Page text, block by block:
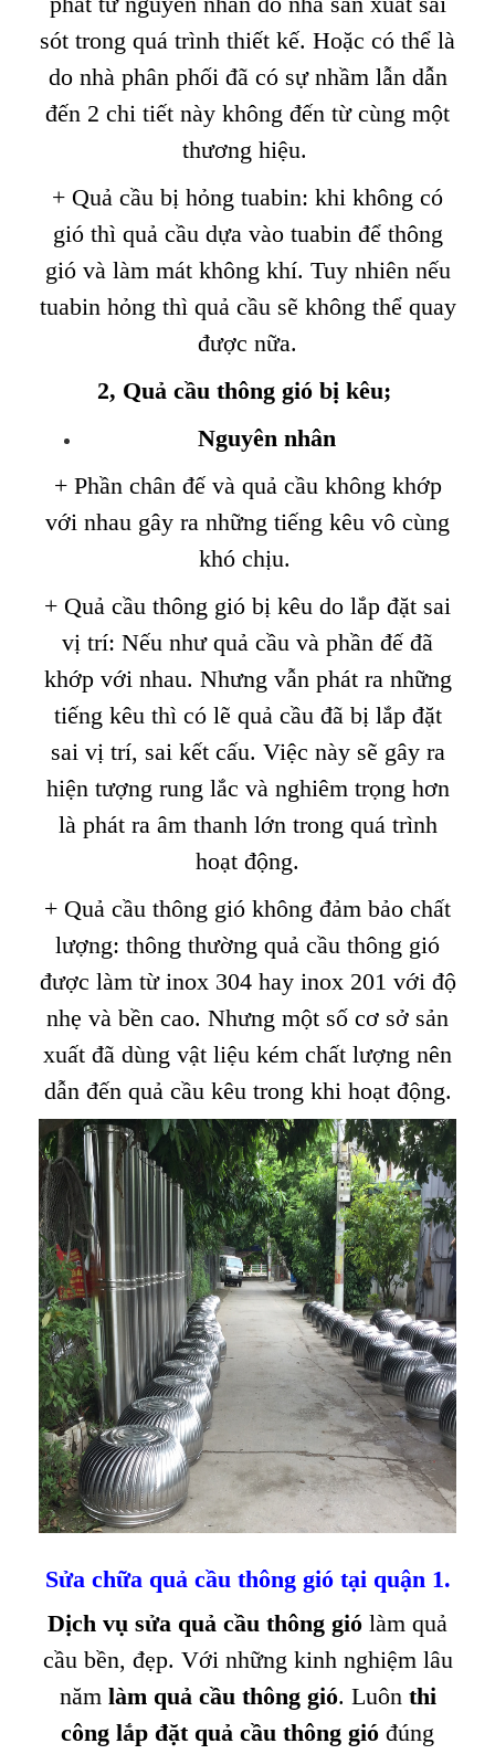
sót trong quá trình thiết kế. Hoặc có thể là
do nhà phân phối đã có sự nhầm lẫn dẫn
đến 2 chi tiết này không đến từ cùng một
thương hiệu.
+ Quả cầu bị hỏng tuabin: khi không có
gió thì quả cầu dựa vào tuabin để thông
gió và làm mát không khí. Tuy nhiên nếu
tuabin hỏng thì quả cầu sẽ không thể quay
được nữa.
2, Quả cầu thông gió bị kêu;
Nguyên nhân
+ Phần chân đế và quả cầu không khớp
với nhau gây ra những tiếng kêu vô cùng
khó chịu.
+ Quả cầu thông gió bị kêu do lắp đặt sai
vị trí: Nếu như quả cầu và phần đế đã
khớp với nhau. Nhưng vẫn phát ra những
tiếng kêu thì có lẽ quả cầu đã bị lắp đặt
sai vị trí, sai kết cấu. Việc này sẽ gây ra
hiện tượng rung lắc và nghiêm trọng hơn
là phát ra âm thanh lớn trong quá trình
hoạt động.
+ Quả cầu thông gió không đảm bảo chất
lượng: thông thường quả cầu thông gió
được làm từ inox 304 hay inox 201 với độ
nhẹ và bền cao. Nhưng một số cơ sở sản
xuất đã dùng vật liệu kém chất lượng nên
dẫn đến quả cầu kêu trong khi hoạt động.
Sửa chữa quả cầu thông gió tạiquận 1.
Dịch vụ sửa quả cầu thông gió làm quả
cầu bền, đẹp. Với những kinh nghiệm lâu
năm làm quả cầu thông gió. Luôn thi
công lắp đặt quả cầu thông gió đúng